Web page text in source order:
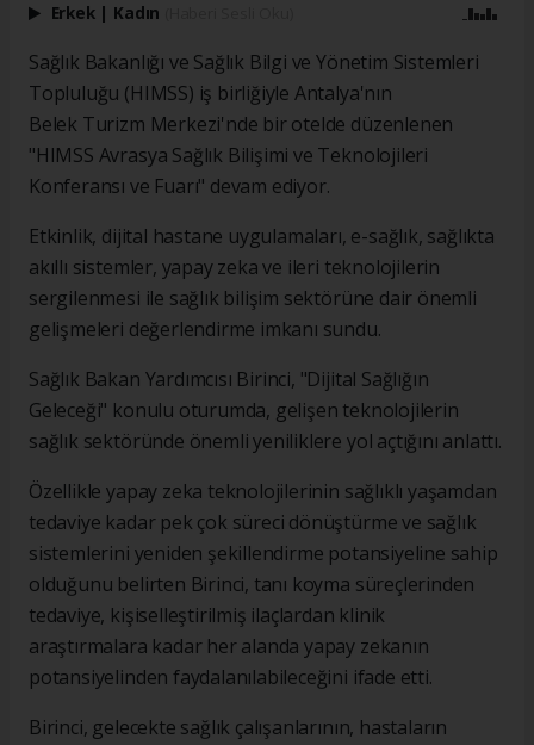
Erkek | Kadın
Sağlık Bakanlığı ve Sağlık Bilgi ve Yönetim Sistemleri
Topluluğu (HIMSS) iş birliğiyle Antalya'nın
Belek Turizm Merkezi'nde bir otelde düzenlenen
"HIMSS Avrasya Sağlık Bilişimi ve Teknolojileri
Konferansı ve Fuarı" devam ediyor.
Etkinlik, dijital hastane uygulamaları, e-sağlık, sağlıkta
akıllı sistemler, yapay zeka ve ileri teknolojilerin
sergilenmesi ile sağlık bilişim sektörüne dair önemli
gelişmeleri değerlendirme imkanı sundu.
Sağlık Bakan Yardımcısı Birinci, "Dijital Sağlığın
Geleceği" konulu oturumda, gelişen teknolojilerin
sağlık sektöründe önemli yeniliklere yol açtığını anlattı.
Özellikle yapay zeka teknolojilerinin sağlıklı yaşamdan
tedaviye kadar pek çok süreci dönüştürme ve sağlık
sistemlerini yeniden şekillendirme potansiyeline sahip
olduğunu belirten Birinci, tanı koyma süreçlerinden
tedaviye, kişiselleştirilmiş ilaçlardan klinik
araştırmalara kadar her alanda yapay zekanın
potansiyelinden faydalanılabileceğini ifade etti.
Birinci, gelecekte sağlık çalışanlarının, hastaların